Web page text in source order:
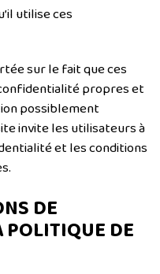
utilise ces
sur le fait que ces
propres et
possiblement
invite les utilisateurs à
et les conditions
DE
DE